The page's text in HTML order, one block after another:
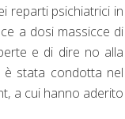
reparti psichiatrici in
a dosi massicce di
e di dire no alla
è stata condotta nel
a cui hanno aderito